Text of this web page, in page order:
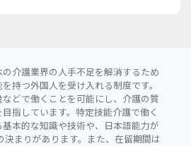
介護業界の人手不足を解消するため
持つ外国人を受け入れる制度です。
どで働くことを可能にし、介護の質
指しています。特定技能介護で働く
本的な知識や技術や、日本語能力が
決まりがあります。また、在留期間は